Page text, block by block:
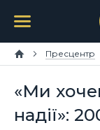
Пресцентр
«Ми
надії»: